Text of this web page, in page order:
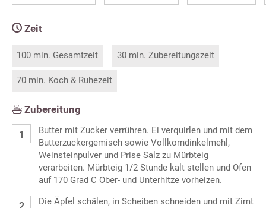
Zeit
100 min. Gesamtzeit 30 min. Zubereitungszeit
70 min. Koch & Ruhezeit
Zubereitung
Butter mit Zucker verrühren. Ei verquirlen und mit dem
Butterzuckergemisch sowie Vollkorndinkelmehl,
Weinsteinpulver und Prise Salz zu Mürbteig
verarbeiten. Mürbteig 1/2 Stunde kalt stellen und Ofen
auf 170 Grad C Ober- und Unterhitze vorheizen.
Die Äpfel schälen, in Scheiben schneiden und mit Zimt